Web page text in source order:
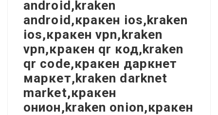
android,kraken
android,кракен ios,kraken
ios,кракен vpn,kraken
vpn,кракен qr код,kraken
qr code,кракен даркнет
маркет,kraken darknet
market,кракен
онион,kraken onion,кракен